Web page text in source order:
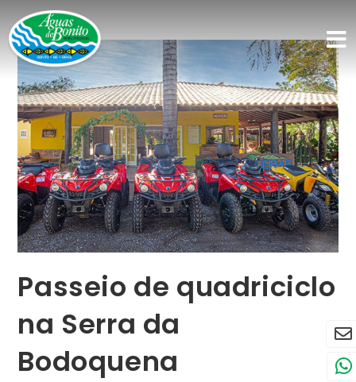
Passeio de quadriciclo
na Serra da
Bodoquena